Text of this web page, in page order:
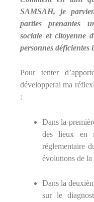
SAMSAH, je
parties prenantes
sociale et citoyenne
personnes déficientes
Pour tenter
développerai ma
:
Dans la
des lieux en
réglementaire
évolutions de
Dans la
sur le